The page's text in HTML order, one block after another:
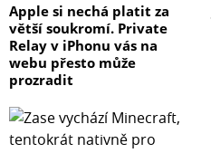
Apple si nechá platit za
větší soukromí. Private
Relay v iPhonu vás na
webu přesto může
prozradit